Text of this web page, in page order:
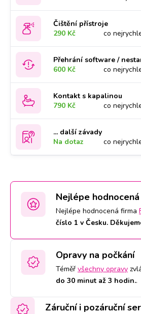
Čištění přístroje
290 Kč
co
Přehrání software /
600 Kč
co
Kontakt s kapalinou
790 Kč
co
... další závady
Na dotaz
co
Nejlépe
Nejlépe hodnocená firma
číslo 1 v Česku.
Opravy na počkání
Téměř všechny opravy
do 30 minut až 3 hodin..
Záruční i pozáruční